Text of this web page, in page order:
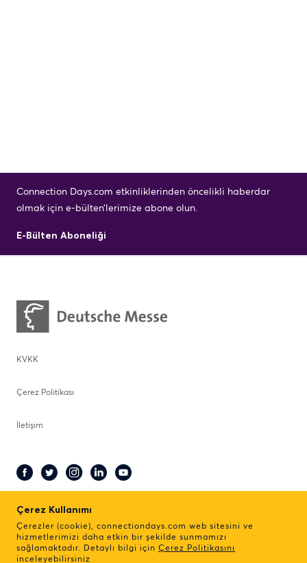
Connection Days.com etkinliklerinden öncelikli haberdar
olmak için e-bülten’lerimize abone olun.
E-Bülten Aboneliği
KVKK
Çerez Politikası
İletişim
ENGLISH
İletişim:+90 (212) 334 6900
Çerez Kullanımı
Çerezler (cookie), connectiondays.com web sitesini ve
hizmetlerimizi daha etkin bir şekilde sunmamızı
sağlamaktadır. Detaylı bilgi için Çerez Politikasını
inceleyebilirsiniz